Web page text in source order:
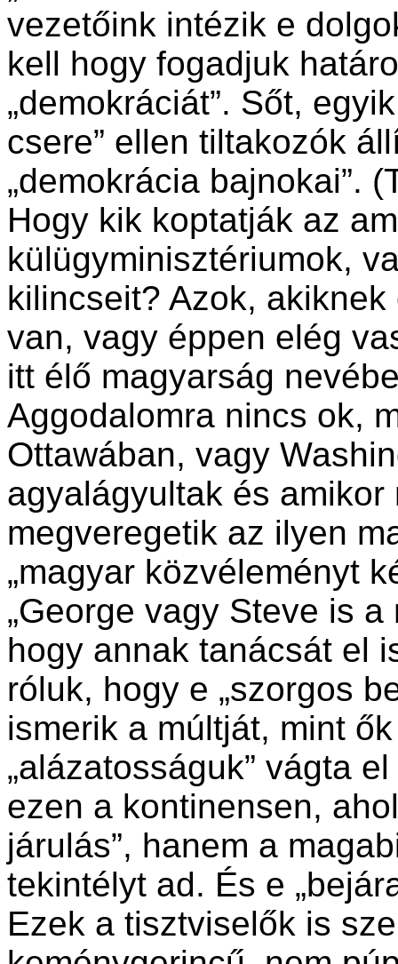
vezetőink intézik e
kell hogy fogadjuk
„demokráciát”. Sőt,
csere” ellen tiltakozók
„demokrácia bajnokai”.
Hogy kik koptatják az
külügyminisztériumok,
kilincseit? Azok,
van, vagy éppen elég
itt élő magyarság
Aggodalomra nincs ok,
Ottawában, vagy
agyalágyultak és
megveregetik az ilyen
„magyar közvéleményt
„George vagy Steve is
hogy annak tanácsát el
róluk, hogy e „szorgos
ismerik a múltját, mint
„alázatosságuk” vágta
ezen a kontinensen,
járulás”, hanem a
tekintélyt ad. És e
Ezek a tisztviselők is